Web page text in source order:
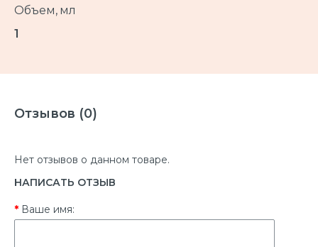
Объем, мл
1
Отзывов (0)
Нет отзывов о данном товаре.
НАПИСАТЬ ОТЗЫВ
Ваше имя: